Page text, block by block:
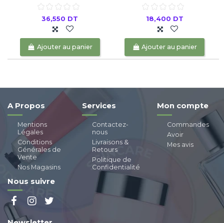
36,550 DT
Ajouter au panier
18,400 DT
Ajouter au panier
A Propos
Mentions
Légales
Conditions
Générales de
Vente
Nos Magasins
Services
Contactez-
nous
Livraisons &
Retours
Politique de
Confidentialité
Mon compte
Commandes
Avoir
Mes avis
Nous suivre